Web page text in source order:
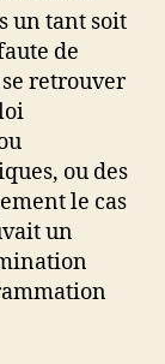
un tant soit
de
retrouver
ou des
le cas
un